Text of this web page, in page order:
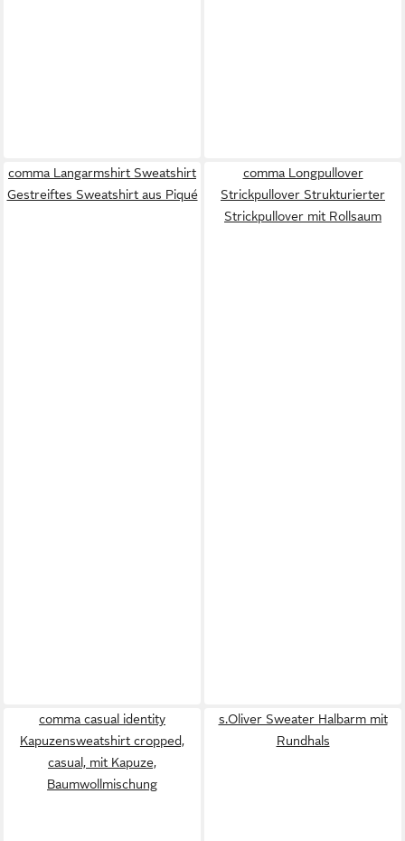
comma Langarmshirt Sweatshirt
Gestreiftes Sweatshirt aus Piqué
comma Longpullover
Strickpullover Strukturierter
Strickpullover mit Rollsaum
comma casual identity
Kapuzensweatshirt cropped,
casual, mit Kapuze,
Baumwollmischung
s.Oliver Sweater Halbarm mit
Rundhals